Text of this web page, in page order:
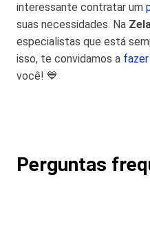
interessante contratar um
suas necessidades. Na
especialistas que está
isso, te convidamos a
você! 💙
Perguntas